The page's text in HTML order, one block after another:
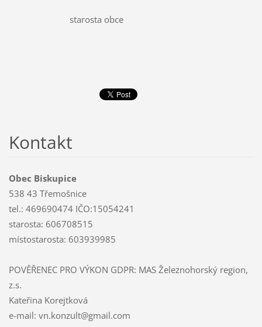
starosta obce
Kontakt
Obec Biskupice
538 43 Třemošnice
tel.: 469690474 IČO:15054241
starosta: 606708515
místostarosta: 603939985
POVĚŘENEC PRO VÝKON GDPR: MAS Železnohorský region,
z.s.
Kateřina Korejtková
e-mail: vn.konzult@gmail.com